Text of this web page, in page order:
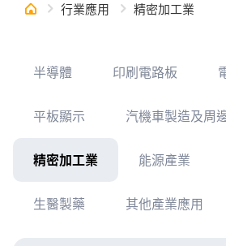
行業應用 精密加工業
半導體 印刷電路板
平板顯示 汽機車製造及周
精密加工業 能源產業
生醫製藥 其他產業應用